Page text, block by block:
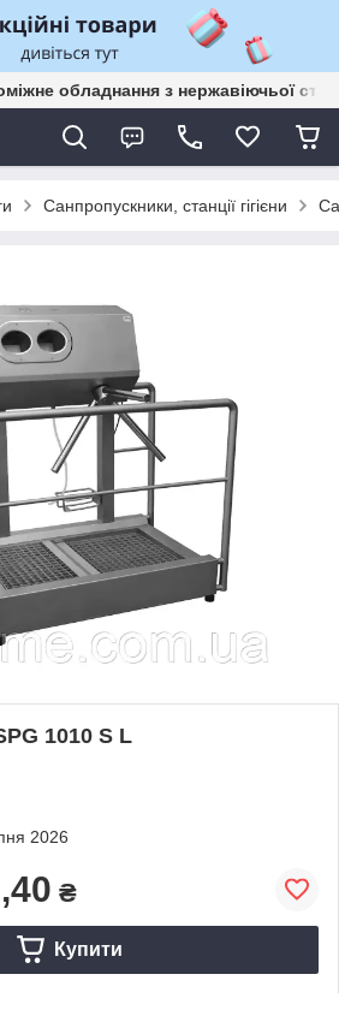
обладнання з нержавіючьої
Санпропускники, станції гігієни
1010 S L
2026
₴
Купити